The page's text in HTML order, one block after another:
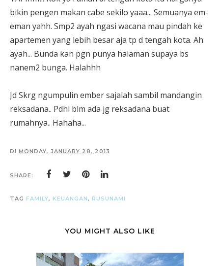
bikin pengen makan cabe sekilo yaaa... Semuanya em-
eman yahh. Smp2 ayah ngasi wacana mau pindah ke
apartemen yang lebih besar aja tp d tengah kota. Ah
ayah... Bunda kan pgn punya halaman supaya bs
nanem2 bunga. Halahhh
Jd Skrg ngumpulin ember sajalah sambil mandangin
reksadana.. Pdhl blm ada jg reksadana buat
rumahnya.. Hahaha...
DI MONDAY, JANUARY 28, 2013
SHARE:
TAG FAMILY, KEUANGAN, RUSUNAMI
YOU MIGHT ALSO LIKE